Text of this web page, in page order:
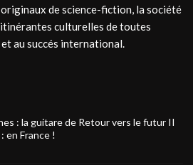
de science-fiction, la société
culturelles de toutes
au succés international.
: la guitare de Retour vers le futur II
en France !